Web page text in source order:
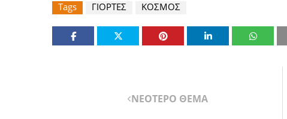
Tags ΓΙΟΡΤΕΣ ΚΟΣΜΟΣ
ΝΕΟΤΕΡΟ ΘΕΜΑ